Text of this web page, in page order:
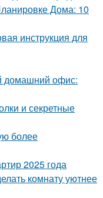
Дома: 10
инструкция для
домашний офис:
и секретные
более
2025 года
комнату уютнее